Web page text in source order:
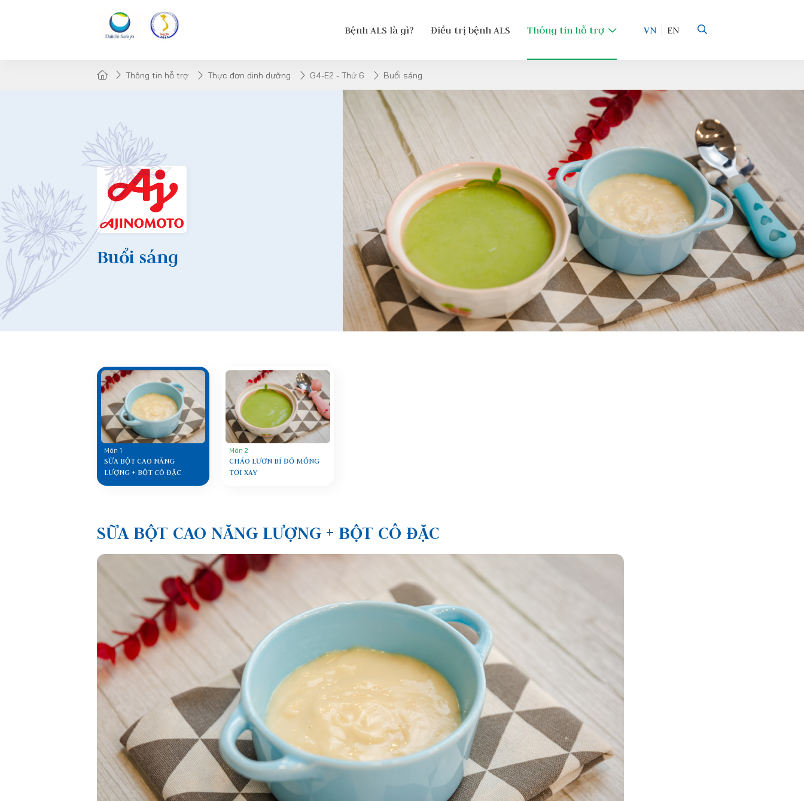
Bệnh ALS là gì? Điều trị bệnh ALS Thông tin hỗ trợ VN EN
Thông tin hỗ trợ Thực đơn dinh dưỡng G4-E2 - Thứ 6 Buổi sáng
Buổi sáng
Món 1
SỮA BỘT CAO NĂNG
LƯỢNG + BỘT CÔ ĐẶC
Món 2
CHÁO LƯƠN BÍ ĐỎ MỒNG
TƠI XAY
SỮA BỘT CAO NĂNG LƯỢNG + BỘT CÔ ĐẶC